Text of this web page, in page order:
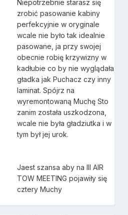
Niepotrzebnie starasz się
zrobić pasowanie kabiny
perfekcyjnie w oryginale
wcale nie było tak idealnie
pasowane, ja przy swojej
obecnie robię krzywizny w
kadłubie co by nie wyglądała
gładka jak Puchacz czy inny
laminat. Spójrz na
wyremontowaną Muchę Sto
zanim została uszkodzona,
wcale nie była gładziutka i w
tym był jej urok.
Jaest szansa aby na III AIR
TOW MEETING pojawiły się
cztery Muchy